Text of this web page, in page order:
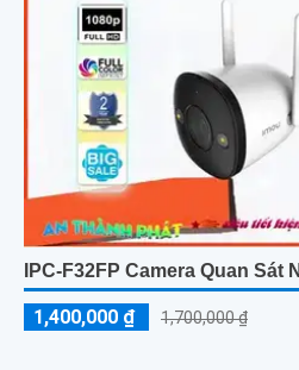
IPC-F32FP Camera Quan Sát
1,400,000 ₫ 1,700,000 ₫